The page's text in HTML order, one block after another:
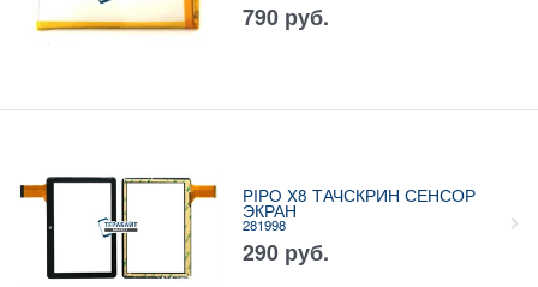
790 руб.
PIPO X8 ТАЧСКРИН СЕНСОР
ЭКРАН
281998
290 руб.